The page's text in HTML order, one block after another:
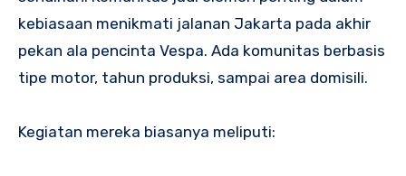
kebiasaan menikmati jalanan Jakarta pada akhir
pekan ala pencinta Vespa. Ada komunitas berbasis
tipe motor, tahun produksi, sampai area domisili.
Kegiatan mereka biasanya meliputi: